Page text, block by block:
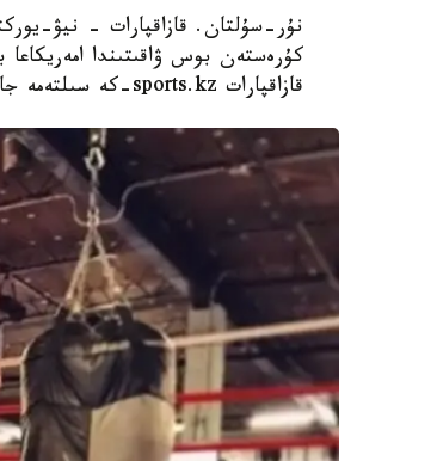
نۇر-سۇلتان. قازاقپارات - نيۋ-
كۇرەستەن بوس ۋاقىتىندا
قازاقپارات sports.kz-كە سىلتەمە جاساپ.